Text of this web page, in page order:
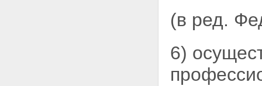
(в ред.
6)